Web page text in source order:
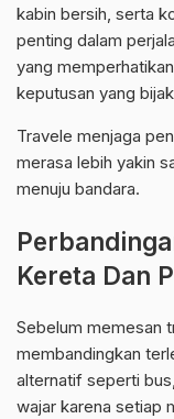
kabin bersih, serta
penting dalam
yang
keputusan yang
Travele menjaga
merasa lebih yakin
menuju bandara.
Kereta Dan
Sebelum memesan
membandingkan
alternatif seperti
wajar karena setiap